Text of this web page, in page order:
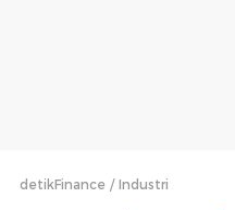
detikFinance Industri